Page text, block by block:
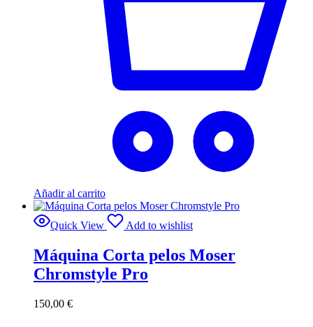
Añadir al carrito
Quick View Add to wishlist
Máquina Corta pelos Moser
Chromstyle Pro
150,00 €